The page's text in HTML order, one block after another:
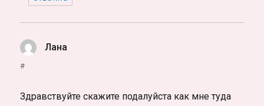
Лана
#
Здравствуйте скажите подалуйста как мне туда